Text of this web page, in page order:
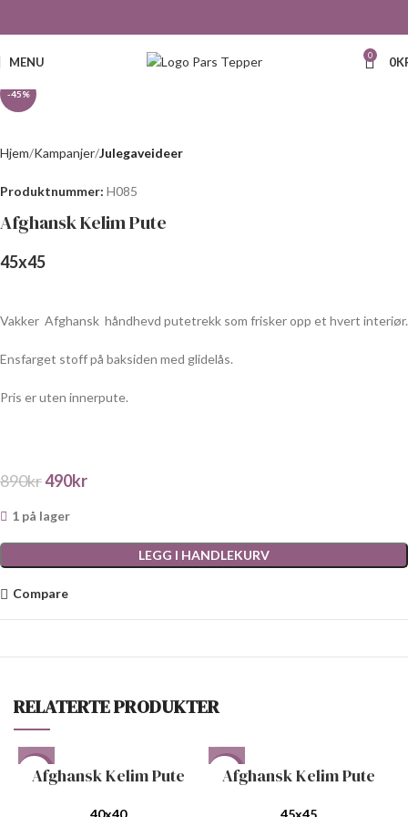
MENU 0 0
-45%
Hjem Kampanjer Julegaveideer
Produktnummer: H085
Afghansk Kelim Pute
45x45
Vakker Afghansk håndhevd putetrekk som frisker opp et hvert interiør.
Ensfarget stoff på baksiden med glidelås.
Pris er uten innerpute.
890kr490kr
1 på lager
LEGG I HANDLEKURV
Compare
RELATERTE PRODUKTER
-38%
Afghansk Kelim Pute
40x40
-38%
Afghansk Kelim Pute
45x45